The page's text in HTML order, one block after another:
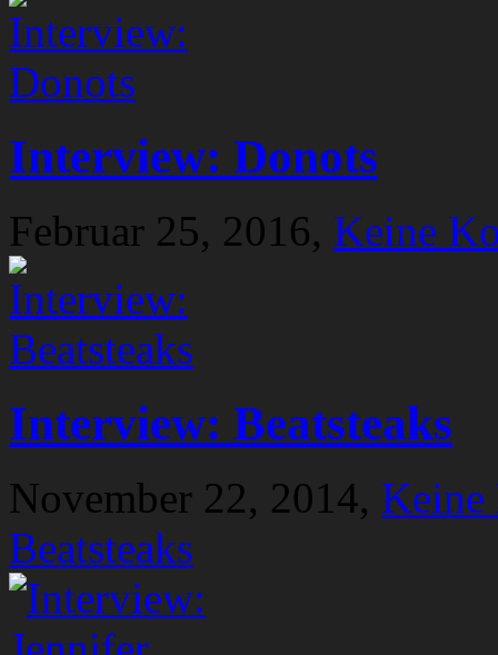
Interview: Donots
Februar 25, 2016, Keine
Interview: Beatsteaks
November 22, 2014, Keine
Beatsteaks